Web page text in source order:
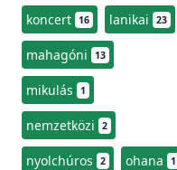
koncert 16 lanikai 23
mahagóni 13
mikulás 1
nemzetközi 2
nyolchúros 2 ohana 1